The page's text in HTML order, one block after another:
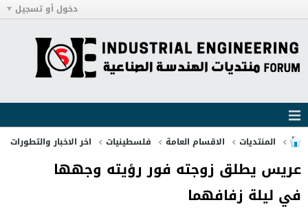
دخول أو تسجيل
المنتديات الاقسام العامة فلسطينيات اخر الاخبار والتطورات
عريس يطلق زوجته فور رؤيته وجهها
في ليلة زفافهما